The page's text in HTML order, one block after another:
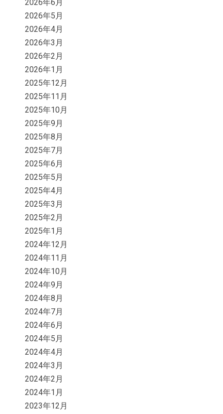
2026年6月
2026年5月
2026年4月
2026年3月
2026年2月
2026年1月
2025年12月
2025年11月
2025年10月
2025年9月
2025年8月
2025年7月
2025年6月
2025年5月
2025年4月
2025年3月
2025年2月
2025年1月
2024年12月
2024年11月
2024年10月
2024年9月
2024年8月
2024年7月
2024年6月
2024年5月
2024年4月
2024年3月
2024年2月
2024年1月
2023年12月